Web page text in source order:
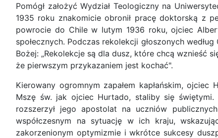
Pomógł założyć Wydział Teologiczny na
1935 roku znakomicie obronił pracę doktorską z
powrocie do Chile w lutym 1936 roku, ojciec
społecznych. Podczas rekolekcji głoszonych
Bożej: „Rekolekcje są dla dusz, które chcą wznieść
że pierwszym przykazaniem jest kochać".
Kierowany ogromnym zapałem kapłańskim,
Mszę św. jak ojciec Hurtado, staliby się świętymi.
rozszerzył jego apostolat na uczniów
współczesnym na sytuację w ich kraju,
zakorzenionym optymizmie i wkrótce sukcesy